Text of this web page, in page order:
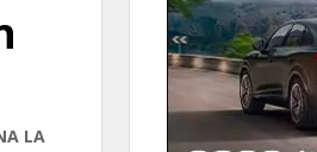
LA